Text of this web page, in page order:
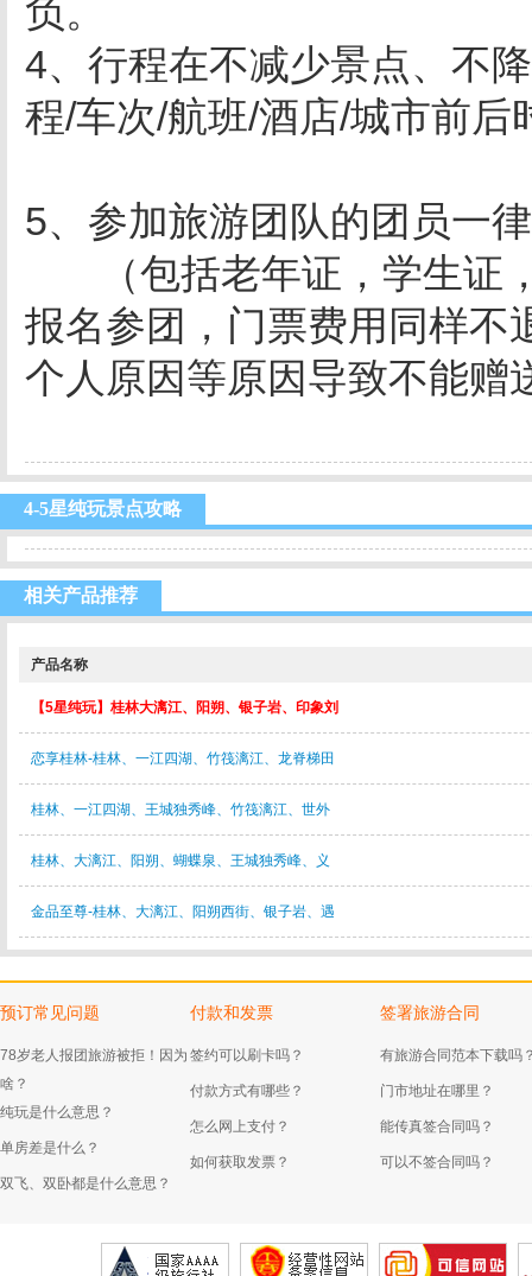
负。
4、行程在不减少景点、不
程/车次/航班/酒店/城市前后
5、参加旅游团队的团员一
（包括老年证，学生
报名参团，门票费用同样不
个人原因等原因导致不能赠
4-5星纯玩景点攻略
相关产品推荐
产品名称
【5星纯玩】桂林大漓江、阳朔、银子岩、印象刘
恋享桂林-桂林、一江四湖、竹筏漓江、龙脊梯田
桂林、一江四湖、王城独秀峰、竹筏漓江、世外
桂林、大漓江、阳朔、蝴蝶泉、王城独秀峰、义
金品至尊-桂林、大漓江、阳朔西街、银子岩、遇
预订常见问题
78岁老人报团旅游被拒！因为
啥？
纯玩是什么意思？
单房差是什么？
双飞、双卧都是什么意思？
付款和发票
签约可以刷卡吗？
付款方式有哪些？
怎么网上支付？
如何获取发票？
签署旅游合同
有旅游合同范本下载吗
门市地址在哪里？
能传真签合同吗？
可以不签合同吗？